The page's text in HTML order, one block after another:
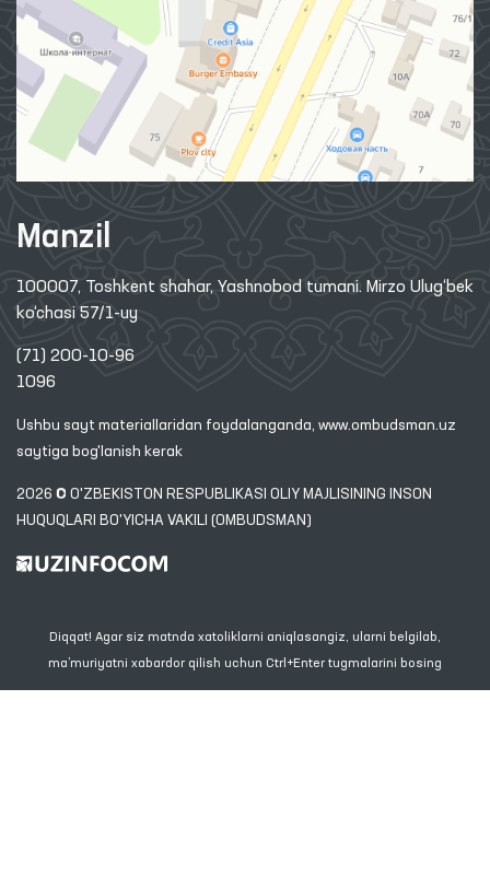
Manzil
100007, Toshkent shahar, Yashnobod tumani. Mirzo Ulug‘bek
ko‘chasi 57/1-uy
(71) 200-10-96
1096
Ushbu sayt materiallaridan foydalanganda, www.ombudsman.uz
saytiga bog'lanish kerak
2026 © O'ZBEKISTON RESPUBLIKASI OLIY MAJLISINING INSON
HUQUQLARI BO'YICHA VAKILI (OMBUDSMAN)
Diqqat! Agar siz matnda xatoliklarni aniqlasangiz, ularni belgilab,
ma’muriyatni xabardor qilish uchun Ctrl+Enter tugmalarini bosing